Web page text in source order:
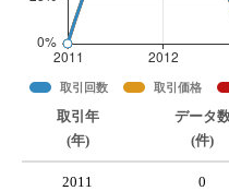
取引回数 取引価格
取引年
(年)
データ
(件)
2011 0